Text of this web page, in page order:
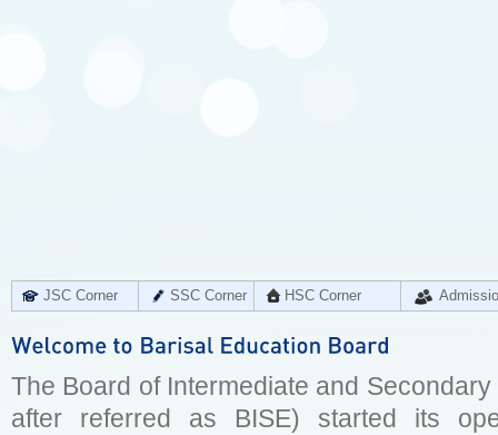
JSC Corner SSC Corner HSC Corner
The Board of Intermediate and
after referred as BISE) started its